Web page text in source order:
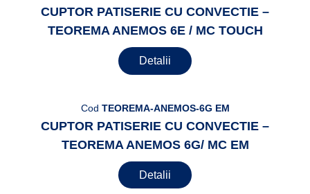
CUPTOR PATISERIE CU CONVECTIE –
TEOREMA ANEMOS 6E / MC TOUCH
Detalii
Cod TEOREMA-ANEMOS-6G EM
CUPTOR PATISERIE CU CONVECTIE –
TEOREMA ANEMOS 6G/ MC EM
Detalii